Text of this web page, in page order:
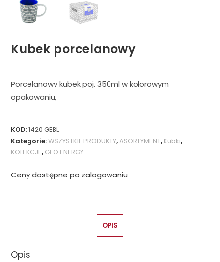
Kubek porcelanowy
Porcelanowy kubek poj. 350ml w kolorowym
opakowaniu,
KOD:1420 GEBL
Kategorie:WSZYSTKIE PRODUKTY,ASORTYMENT, Kubki,
KOLEKCJE, GEO ENERGY
Ceny dostępne po zalogowaniu
OPIS
Opis